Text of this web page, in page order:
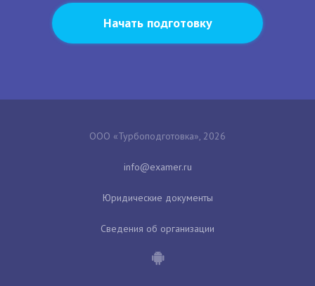
Начать подготовку
ООО «Турбоподготовка», 2026
Юридические документы
Сведения об организации